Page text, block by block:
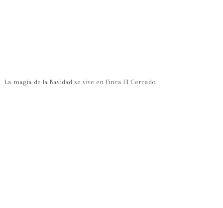
La magia de la Navidad se vive en Finca El Cercado